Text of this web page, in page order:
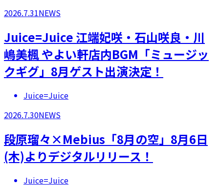
2026.7.31NEWS
Juice=Juice 江端妃咲・石山咲良・川
嶋美楓 やよい軒店内BGM「ミュージッ
クギグ」8月ゲスト出演決定！
Juice=Juice
2026.7.30NEWS
段原瑠々×Mebius「8月の空」8月6日
(木)よりデジタルリリース！
Juice=Juice